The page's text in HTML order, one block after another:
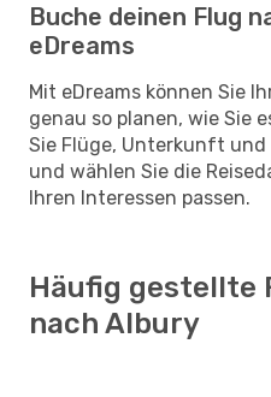
Buche deinen Flug
eDreams
Mit eDreams können Sie
genau so planen, wie Sie
Sie Flüge, Unterkunft und
und wählen Sie die
Ihren Interessen passen.
Häufig gestellte
nach Albury